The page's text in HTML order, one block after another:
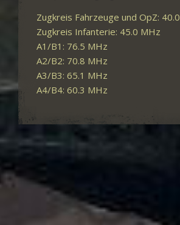
Zugkreis Fahrzeuge und OpZ:
Zugkreis Infanterie: 45.0 MHz
A1/B1: 76.5 MHz
A2/B2: 70.8 MHz
A3/B3: 65.1 MHz
A4/B4: 60.3 MHz